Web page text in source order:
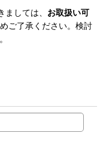
しては、 お取扱い可
ご了承ください。検討